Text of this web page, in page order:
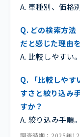
A. 車種別、価格
Q. どの検索方法
だと感じた理由
A. 比較しやすい。
Q. 「比較しやす
すさと絞り込み
すか？
A. 絞り込み手順。